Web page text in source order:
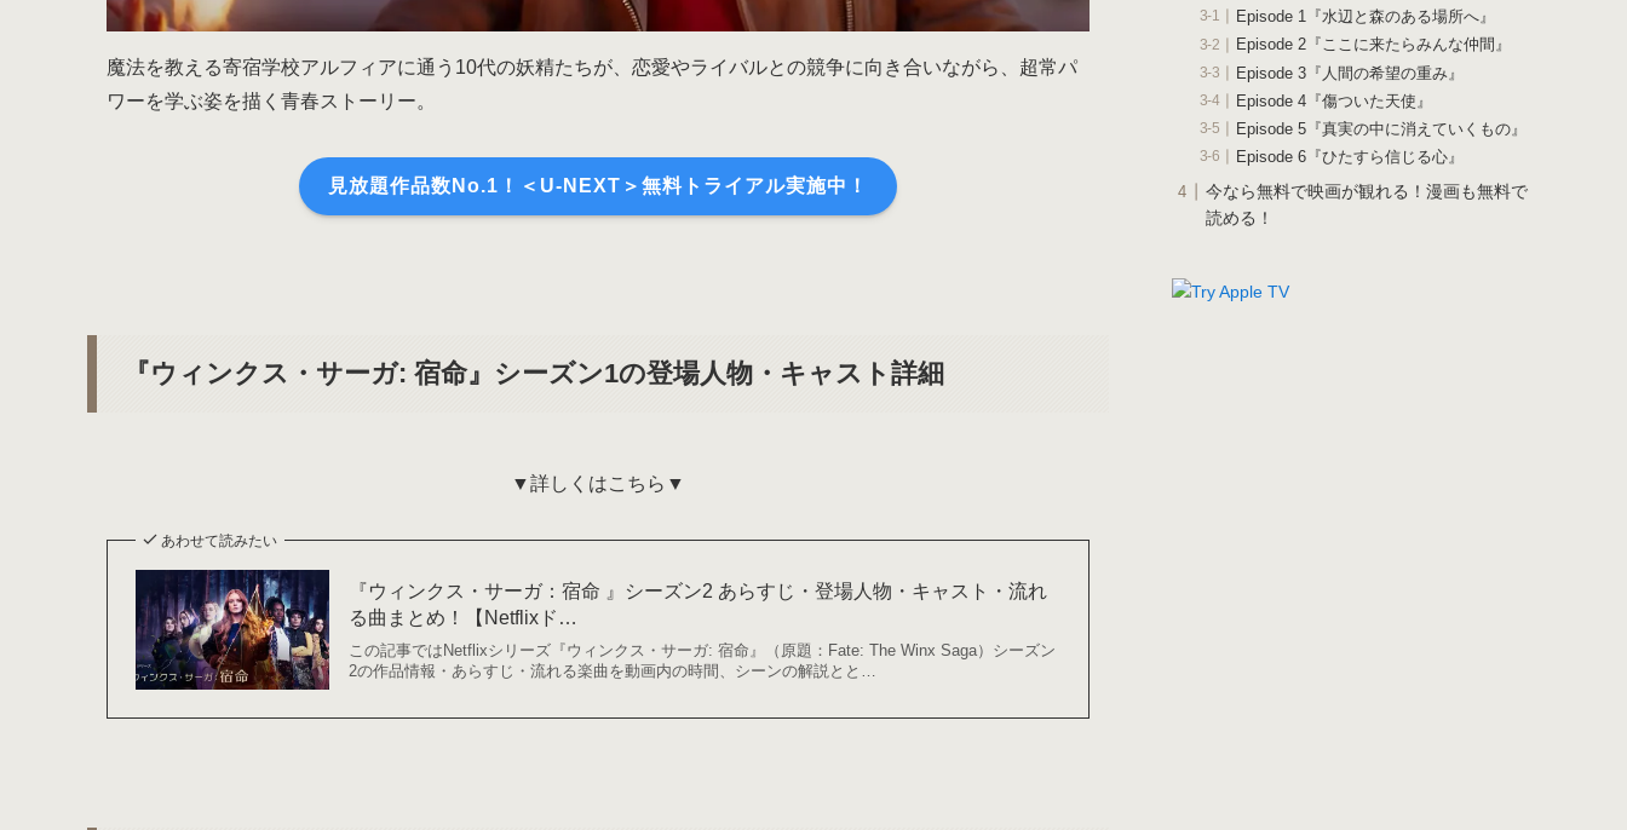
魔法を教える寄宿学校アルフィアに通う10代の妖精たちが、恋愛やライバルとの競争に向き合いながら、超常パ
ワーを学ぶ姿を描く青春ストーリー。
見放題作品数No.1！＜U-NEXT＞無料トライアル実施中！
『ウィンクス・サーガ: 宿命』シーズン1の登場人物・キャスト詳細
▼詳しくはこちら▼
あわせて読みたい
『ウィンクス・サーガ：宿命 』シーズン2 あらすじ・登場人物・キャスト・流れ
る曲まとめ！【Netflixド…
この記事ではNetflixシリーズ『ウィンクス・サーガ: 宿命』（原題：Fate: The Winx Saga）シーズン
2の作品情報・あらすじ・流れる楽曲を動画内の時間、シーンの解説とと…
Episode 1『水辺と森のある場所へ』
Episode 2『ここに来たらみんな仲間』
Episode 3『人間の希望の重み』
Episode 4『傷ついた天使』
Episode 5『真実の中に消えていくもの』
Episode 6『ひたすら信じる心』
今なら無料で映画が観れる！漫画も無料で
読める！